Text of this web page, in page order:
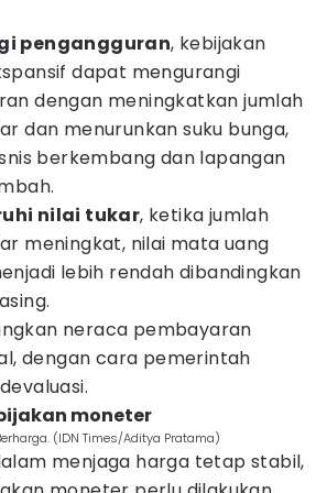
pengangguran, kebijakan
dapat mengurangi
dengan meningkatkan jumlah
dan menurunkan suku bunga,
berkembang dan lapangan
nilai tukar, ketika jumlah
meningkat, nilai mata uang
lebih rendah dibandingkan
neraca pembayaran
dengan cara pemerintah
moneter
(IDN Times/Aditya Pratama)
menjaga harga tetap stabil,